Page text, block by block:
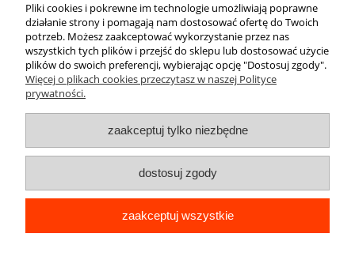
Moje konto
Płatności i dostawa
O nas
Pliki cookies i pokrewne im technologie umożliwiają poprawne
działanie strony i pomagają nam dostosować ofertę do Twoich
potrzeb. Możesz zaakceptować wykorzystanie przez nas
wszystkich tych plików i przejść do sklepu lub dostosować użycie
plików do swoich preferencji, wybierając opcję "Dostosuj zgody".
Więcej o plikach cookies przeczytasz w naszej Polityce
prywatności.
zaakceptuj tylko niezbędne
dostosuj zgody
zaakceptuj wszystkie